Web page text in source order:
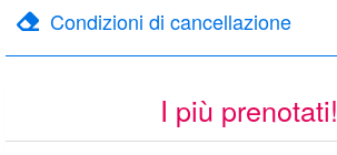
Condizioni di cancellazione
I più prenotati!